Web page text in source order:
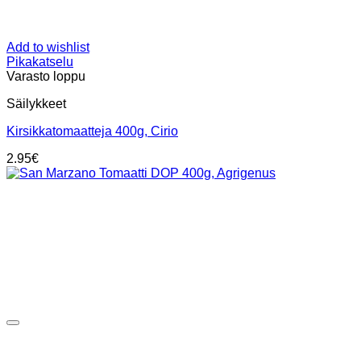
Add to wishlist
Pikakatselu
Varasto loppu
Säilykkeet
Kirsikkatomaatteja 400g, Cirio
2.95€